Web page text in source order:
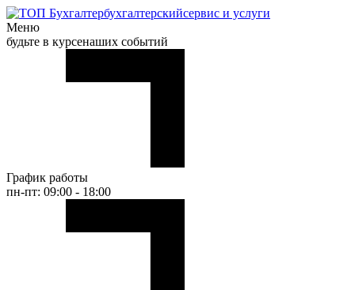
бухгалтерскийсервис и услуги
Меню
будьте в курсенаших событий
График работы
пн-пт: 09:00 - 18:00